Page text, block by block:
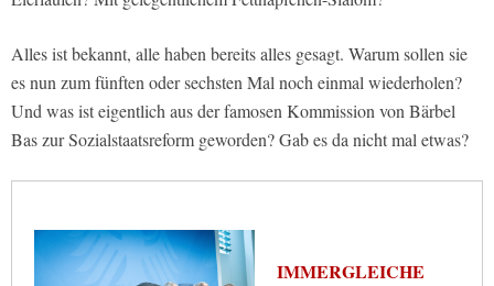
Alles ist bekannt, alle haben bereits alles gesagt. Warum sollen sie
es nun zum fünften oder sechsten Mal noch einmal wiederholen?
Und was ist eigentlich aus der famosen Kommission von Bärbel
Bas zur Sozialstaatsreform geworden? Gab es da nicht mal etwas?
IMMERGLEICHE